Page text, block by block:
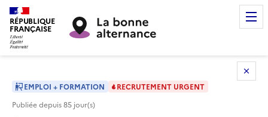
RÉPUBLIQUE
FRANÇAISE
EMPLOI + FORMATION
RECRUTEMENT URGENT
Publiée depuis85 jour(s)